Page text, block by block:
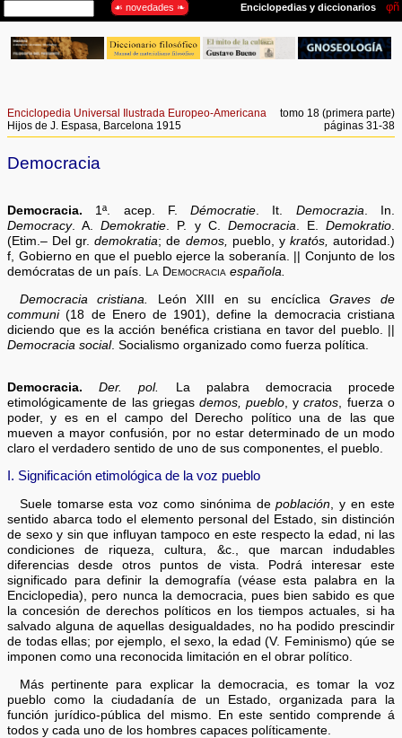
Enciclopedia Universal Ilustrada Europeo-Americana
Hijos de J. Espasa, Barcelona 1915
tomo 18 (primera parte)
páginas 31-38
Democracia
Democracia. 1ª. acep. F.Démocratie. It. Democrazia. In.
Democracy. A.Demokratie. P. y C. Democracia. E. Demokratio.
(Etim.– Del gr.demokratia; de demos, pueblo, y kratós, autoridad.)
f, Gobierno en que el pueblo ejerce la soberanía. || Conjunto de los
demócratas de un país. La Democracia española.
Democracia cristiana. León XIII en su encíclicaGraves de
communi(18 de Enero de 1901), define la democracia cristiana
diciendo que es la acción benéfica cristiana en tavor del pueblo. ||
Democracia social. Socialismo organizado como fuerza política.
Democracia. Der. pol.
La palabra democracia procede
etimológicamente de las griegas demos, pueblo, ycratos, fuerza o
poder, y es en el campo del Derecho político una de las que
mueven a mayor confusión, por no estar determinado de un modo
claro el verdadero sentido de uno de sus componentes, el pueblo.
I. Significación etimológica de la voz pueblo
Suele tomarse esta voz como sinónima depoblación , y en este
sentido abarca todo el elemento personal del Estado, sin distinción
de sexo y sin que influyan tampoco en este respecto la edad, ni las
condiciones de riqueza, cultura, &c., que marcan indudables
diferencias desde otros puntos de vista. Podrá interesar este
significado para definir la demografía (véase esta palabra en la
Enciclopedia), pero nunca la democracia, pues bien sabido es que
la concesión de derechos políticos en los tiempos actuales, si ha
salvado alguna de aquellas desigualdades, no ha podido prescindir
de todas ellas; por ejemplo, el sexo, la edad (V. Feminismo) qúe se
imponen como una reconocida limitación en el obrar político.
Más pertinente para explicar la democracia, es tomar la voz
pueblo como la ciudadanía de un Estado, organizada para la
función jurídico-pública del mismo. En este sentido comprende á
todos y cada uno de los hombres capaces políticamente.